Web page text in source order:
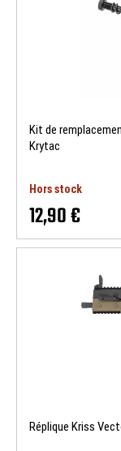
Kit de
Krytac
Hors stock
12,90 €
Réplique Kriss